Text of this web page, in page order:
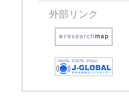
外部リンク